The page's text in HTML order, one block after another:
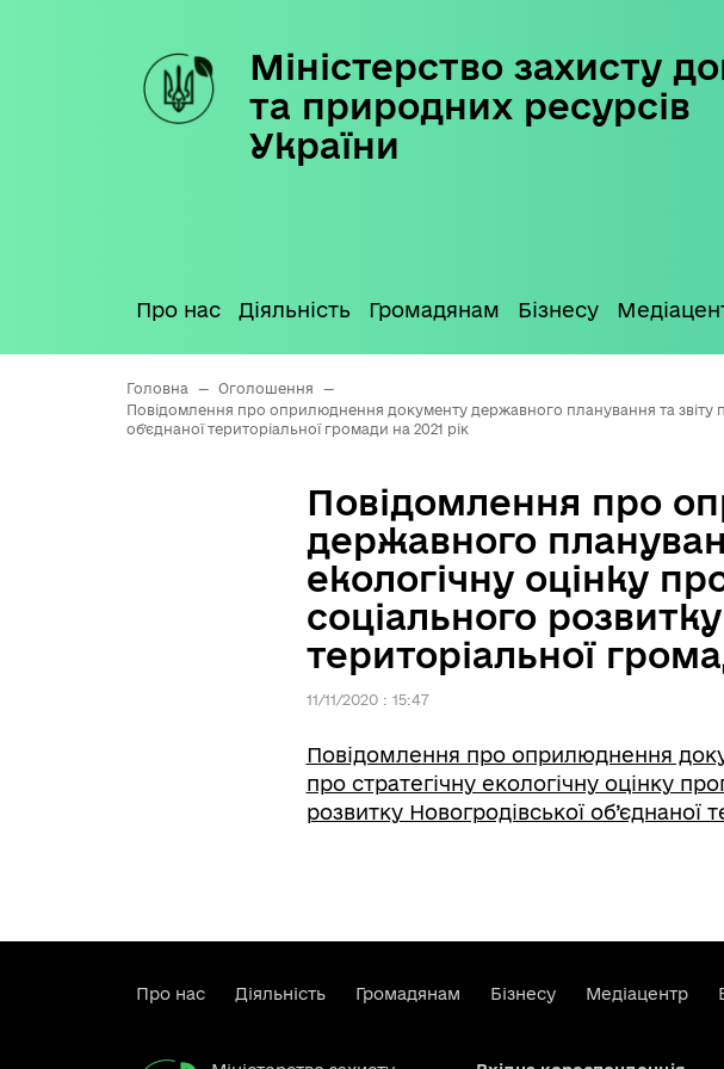
Міністерство захисту
та природних ресурсів
України
Про нас Діяльність Громадянам Бізнесу
Головна — Оголошення
—
Повідомлення про оприлюднення документу державного планування та звіту
об’єднаної територіальної громади на 2021 рік
Повідомлення про
державного
екологічну оцінку
соціального
територіальної
11/11/2020 : 15:47
Повідомлення про оприлюднення
про стратегічну екологічну оцінку
розвитку Новогродівської об’єднаної
Про нас Діяльність Громадянам Бізнесу Медіацентр